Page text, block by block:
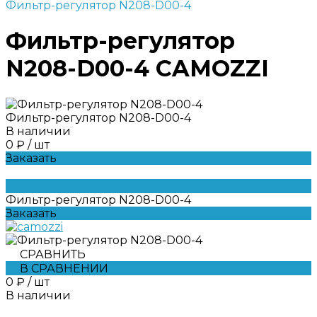
Фильтр-регулятор N208-D00-4
Фильтр-регулятор
N208-D00-4 CAMOZZI
Фильтр-регулятор N208-D00-4
В наличии
0 ₽ / шт
Заказать
Фильтр-регулятор N208-D00-4
Заказать
СРАВНИТЬ
В СРАВНЕНИИ
0 ₽ / шт
В наличии